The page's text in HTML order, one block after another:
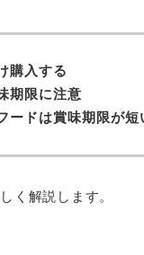
購入する
期限に注意
ードは賞味期限が短
く解説します。